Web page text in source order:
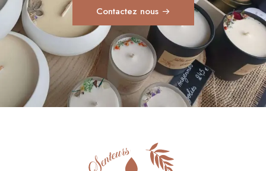
Contactez nous